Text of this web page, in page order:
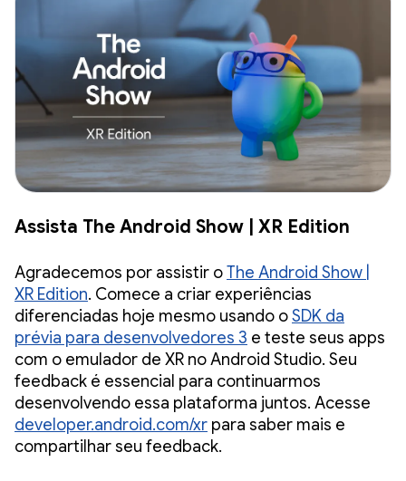
Assista The Android Show | XR Edition
Agradecemos por assistir oThe Android Show |
XR Edition. Comece a criar experiências
diferenciadas hoje mesmo usando oSDK da
prévia para desenvolvedores 3 e teste seus apps
com o emulador de XR no Android Studio. Seu
feedback é essencial para continuarmos
desenvolvendo essa plataforma juntos. Acesse
developer.android.com/xr para saber mais e
compartilhar seu feedback.